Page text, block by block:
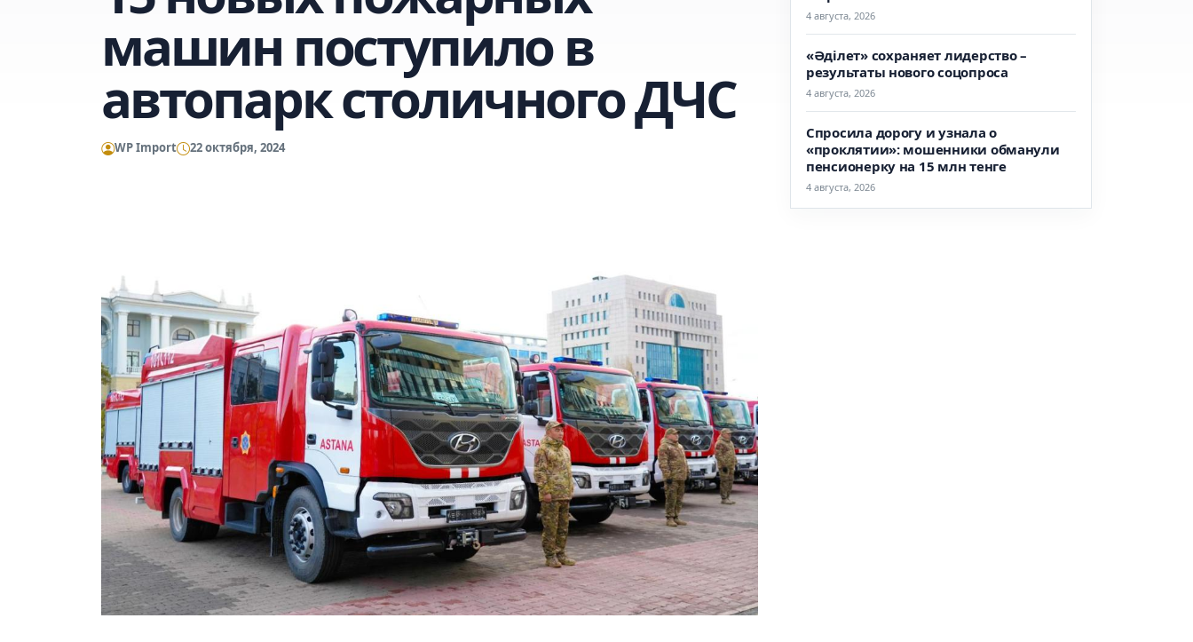
машин поступило в
автопарк столичного ДЧС
WP Import 22 октября, 2024
4 августа, 2026
«Әділет» сохраняет лидерство –
результаты нового соцопроса
4 августа, 2026
Спросила дорогу и узнала о
«проклятии»: мошенники обманули
пенсионерку на 15 млн тенге
4 августа, 2026